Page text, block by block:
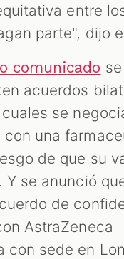
entre
parte", dijo
comunicado
acuerdos
se
una
de que su
Y se anunció
de
AstraZeneca
con sede en